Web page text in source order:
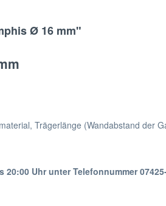
Ø 16 mm"
Trägerlänge (Wandabstand der
Uhr unter Telefonnummer